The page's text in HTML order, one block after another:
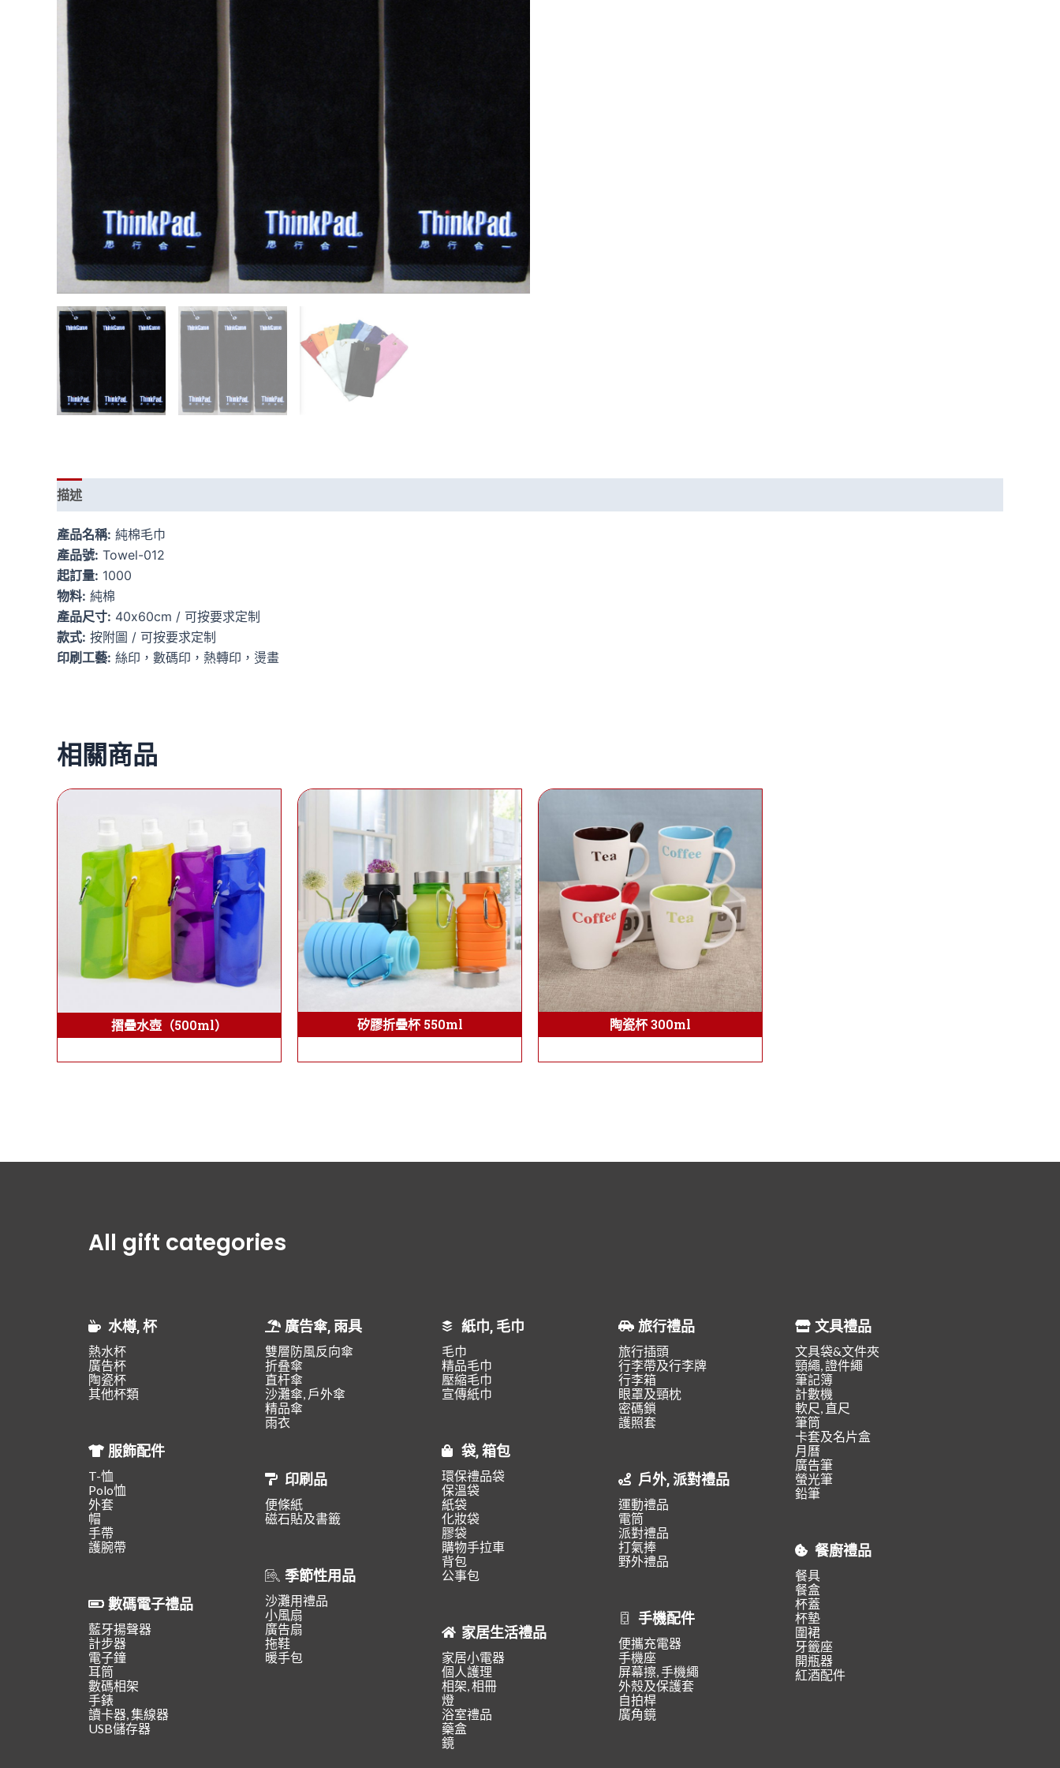
描述
產品名稱: 純棉毛巾
產品號: Towel-012
起訂量: 1000
物料: 純棉
產品尺寸: 40x60cm / 可按要求定制
款式: 按附圖 / 可按要求定制
印刷工藝: 絲印，數碼印，熱轉印，燙畫
相關商品
摺疊水壺（500ml） 矽膠折疊杯 550ml 陶瓷杯 300ml
All gift categories
水樽, 杯
熱水杯
廣告杯
陶瓷杯
其他杯類
服飾配件
T-恤
Polo恤
外套
帽
手帶
護腕帶
數碼電子禮品
藍牙揚聲器
計步器
電子鐘
耳筒
數碼相架
手錶
讀卡器, 集線器
USB儲存器
廣告傘, 雨具
雙層防風反向傘
折叠傘
直杆傘
沙灘傘, 戶外傘
精品傘
雨衣
印刷品
便條紙
磁石貼及書籤
季節性用品
沙灘用禮品
小風扇
廣告扇
拖鞋
暖手包
紙巾, 毛巾
毛巾
精品毛巾
壓縮毛巾
宣傳紙巾
袋, 箱包
環保禮品袋
保溫袋
紙袋
化妝袋
膠袋
購物手拉車
背包
公事包
家居生活禮品
家居小電器
個人護理
相架, 相冊
燈
浴室禮品
藥盒
鏡
旅行禮品
旅行插頭
行李帶及行李牌
行李箱
眼罩及頸枕
密碼鎖
護照套
戶外, 派對禮品
運動禮品
電筒
派對禮品
打氣捧
野外禮品
手機配件
便攜充電器
手機座
屏幕擦, 手機繩
外殼及保護套
自拍桿
廣角鏡
文具禮品
文具袋&文件夾
頸繩, 證件繩
筆記簿
計數機
軟尺, 直尺
筆筒
卡套及名片盒
月曆
廣告筆
螢光筆
鉛筆
餐廚禮品
餐具
餐盒
杯蓋
杯墊
圍裙
牙籤座
開瓶器
紅酒配件